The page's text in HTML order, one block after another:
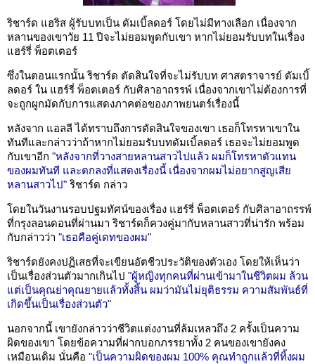
ริชาร์ด แฮริส ผู้รับบทเป็น ดัมเบิ้ลดอร์ โดยไม่มีทางเลือก เนื่องจาก
หลานของเขาวัย 11 ปีจะไม่ยอมพูดกับเขา หากไม่ยอมรับบทในเรื่อง
แฮร์รี่ พ็อตเตอร์
ซึ่งในตอนแรกนั้น ริชาร์ด ตัดสินใจที่จะไม่รับบท ศาสตราจารย์ ดัมเบิ้
ลดอร์ ใน แฮร์รี่ พ็อตเตอร์ กับศิลาอาถรรพ์ เนื่องจากเขาไม่ต้องการที่
จะถูกผูกมัดกับการแสดงภาคต่อของภาพยนตร์เรื่องนี้
หลังจาก แอลลี ได้ทราบถึงการตัดสินใจของเขา เธอก็โทรหาเขาใน
ทันทีและกล่าวว่าถ้าหากไม่ยอมรับบทดัมเบิ้ลดอร์ เธอจะไม่ยอมพูด
กับเขาอีก "หลังจากที่วางสายหลานสาวไปแล้ว ผมก็โทรหาตัวแทน
ของผมทันที และตกลงที่แสดงเรื่องนี้ เนื่องจากผมไม่อยากสูญเสีย
หลานสาวไป" ริชาร์ด กล่าว
โดยในวันงานรอบปฐมทัศน์ของเรื่อง แฮร์รี่ พ็อตเตอร์ กับศิลาอาถรรพ์
ที่กรุงลอนดอนที่ผ่านมา ริชาร์ดก็ควงคู่มากับหลานสาวที่น่ารัก พร้อม
กับกล่าวว่า "เธอคือคู่เดทของผม"
ริชาร์ดยังคงปฏิเสธที่จะเขียนอัตชีวประวัติของตัวเอง โดยให้เห็นว่า
เป็นเรื่องส่วนตัวมากเกินไป "ผู้หญิงทุกคนที่ผ่านเข้ามาในชีวิตผม ล้วน
แต่เป็นคุณย่าคุณยายแล้วทั้งสิ้น ผมว่ามันไม่ยุติธรรม ความสัมพันธ์ที่
เกิดขึ้นเป็นเรื่องส่วนตัว"
นอกจากนี้ เขายังกล่าวว่าชีวิตแต่งงานที่ล้มเหลวถึง 2 ครั้งเป็นความ
ผิดของเขา โดยข้อความที่ฝากบอกภรรยาทั้ง 2 คนของเขายังคง
เหมือนเดิม นั่นคือ "เป็นความผิดของผม 100% คุณทำถูกแล้วที่ทิ้งผม